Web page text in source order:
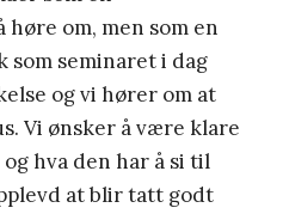
om, men som en
som seminaret i dag
og vi hører om at
Vi ønsker å være klare
hva den har å si til
at blir tatt godt